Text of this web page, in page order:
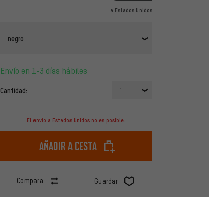
a Estados Unidos
negro
Envío en 1-3 días hábiles
Cantidad: 1
El envío a Estados Unidos no es posible.
Añadir a cesta
Compara Guardar